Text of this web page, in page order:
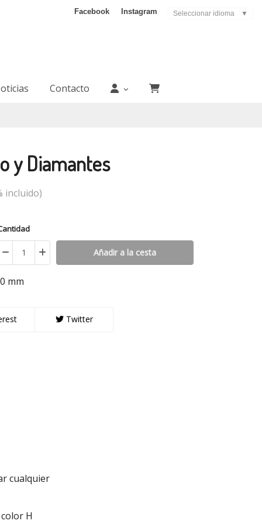
Facebook Instagram Seleccionar idioma ▼
Contacto
y Diamantes
incluido)
Cantidad
Añadir a la cesta
mm
Twitter
cualquier
H